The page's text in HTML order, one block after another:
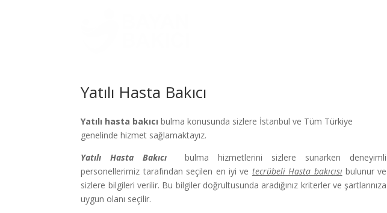
Yatılı Hasta Bakıcı
Yatılı hasta bakıcı bulma konusunda sizlere İstanbul ve Tüm Türkiye
genelinde hizmet sağlamaktayız.
Yatılı Hasta Bakıcı bulma hizmetlerini sizlere sunarken deneyimli
personellerimiz tarafından seçilen en iyi ve tecrübeli Hasta bakıcısı bulunur ve
sizlere bilgileri verilir. Bu bilgiler doğrultusunda aradığınız kriterler ve şartlarınıza
uygun olanı seçilir.